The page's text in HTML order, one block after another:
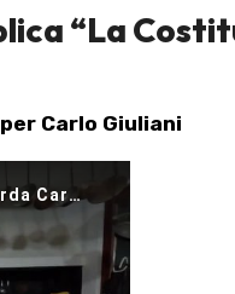
“La
Carlo Giuliani